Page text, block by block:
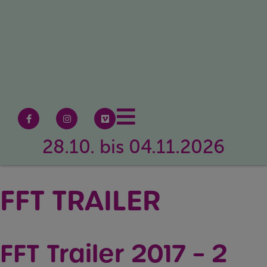
28.10. bis 04.11.2026
FFT TRAILER
FFT Trailer 2017 – 2